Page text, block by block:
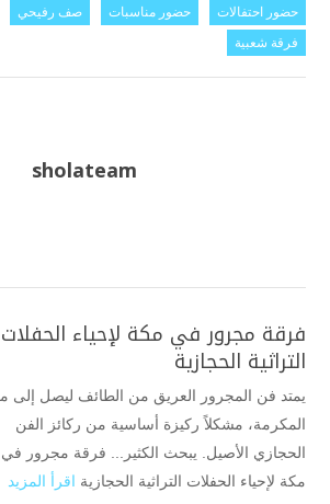
حضور احتفالات حضور مناسبات صف رفيحي
فرقة شعبية
sholateam
فرقة مجرور في مكة لإحياء الحفلات
التراثية الحجازية
يمتد فن المجرور العريق من الطائف ليصل إلى
المكرمة، مشكلاً ركيزة أساسية من ركائز الفن
الحجازي الأصيل. يبحث الكثير... فرقة مجرور في
مكة لإحياء الحفلات التراثية الحجازية اقرأ المزيد